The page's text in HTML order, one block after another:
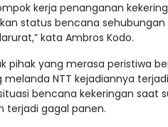
kerja penanganan
status bencana
kata Ambros Kodo.
pihak yang merasa peristiwa
melanda NTT kejadiannya
bencana kekeringan saat
terjadi gagal panen.